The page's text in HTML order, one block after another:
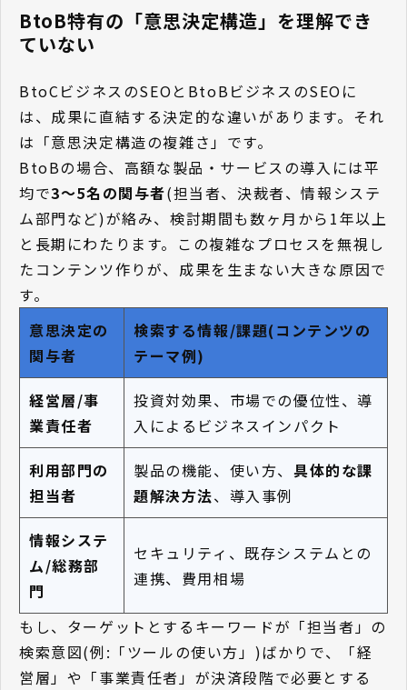
BtoB特有の「意思決定構造」を理解でき
ていない
BtoCビジネスのSEOとBtoBビジネスのSEOに
は、成果に直結する決定的な違いがあります。それ
は「意思決定構造の複雑さ」です。
BtoBの場合、高額な製品・サービスの導入には平
均で3〜5名の関与者(担当者、決裁者、情報システ
ム部門など)が絡み、検討期間も数ヶ月から1年以上
と長期にわたります。この複雑なプロセスを無視し
たコンテンツ作りが、成果を生まない大きな原因で
す。
意思決定の
関与者
検索する情報/課題(コンテンツの
テーマ例)
経営層/事
業責任者
投資対効果、市場での優位性、導
入によるビジネスインパクト
利用部門の
担当者
製品の機能、使い方、具体的な課
題解決方法、導入事例
情報システ
ム/総務部
門
セキュリティ、既存システムとの
連携、費用相場
もし、ターゲットとするキーワードが「担当者」の
検索意図(例:「ツールの使い方」)ばかりで、「経
営層」や「事業責任者」が決済段階で必要とする